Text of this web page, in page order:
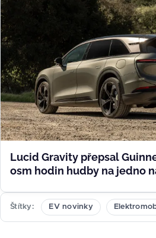
Lucid Gravity přepsal
osm hodin hudby na jedno
Štítky EV novinky